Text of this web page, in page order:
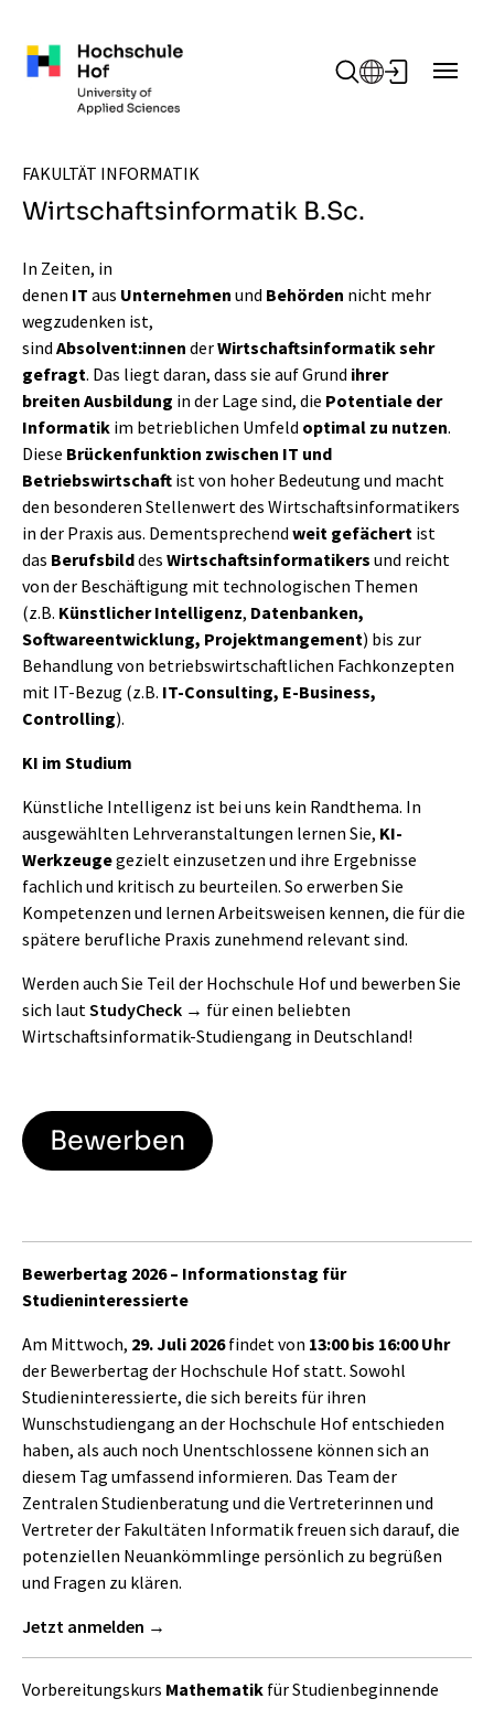
FAKULTÄT INFORMATIK
Wirtschaftsinformatik B.Sc.
In Zeiten, in
denen IT aus Unternehmen und Behörden nicht mehr
wegzudenken ist,
sind Absolvent:innen derWirtschaftsinformatik sehr
gefragt. Das liegt daran, dass sie auf Grund ihrer
breiten Ausbildung in der Lage sind, die Potentiale der
Informatik im betrieblichen Umfeld optimal zu nutzen.
Diese Brückenfunktion zwischen IT und
Betriebswirtschaft ist von hoher Bedeutung und macht
den besonderen Stellenwert des Wirtschaftsinformatikers
in der Praxis aus. Dementsprechend weit gefächert ist
das Berufsbilddes Wirtschaftsinformatikers und reicht
von der Beschäftigung mit technologischen Themen
(z.B. Künstlicher Intelligenz, Datenbanken,
Softwareentwicklung, Projektmangement) bis zur
Behandlung von betriebswirtschaftlichen Fachkonzepten
mit IT-Bezug (z.B. IT-Consulting, E-Business,
Controlling).
KI im Studium
Künstliche Intelligenz ist bei uns kein Randthema. In
ausgewählten Lehrveranstaltungen lernen Sie, KI-
Werkzeugegezielt einzusetzen und ihre Ergebnisse
fachlich und kritisch zu beurteilen. So erwerben Sie
Kompetenzen und lernen Arbeitsweisen kennen, die für die
spätere berufliche Praxis zunehmend relevant sind.
Werden auch Sie Teil der Hochschule Hof und bewerben Sie
sich laut StudyCheck
für einen beliebten
Wirtschaftsinformatik-Studiengang in Deutschland!
Bewerben
Bewerbertag 2026 – Informationstag für
Studieninteressierte
Am Mittwoch, 29. Juli 2026findet von 13:00 bis 16:00 Uhr
der Bewerbertag der Hochschule Hof statt. Sowohl
Studieninteressierte, die sich bereits für ihren
Wunschstudiengang an der Hochschule Hof entschieden
haben, als auch noch Unentschlossene können sich an
diesem Tag umfassend informieren. Das Team der
Zentralen Studienberatung und die Vertreterinnen und
Vertreter der Fakultäten Informatik freuen sich darauf, die
potenziellen Neuankömmlinge persönlich zu begrüßen
und Fragen zu klären.
Jetzt anmelden
Vorbereitungskurs Mathematik für Studienbeginnende